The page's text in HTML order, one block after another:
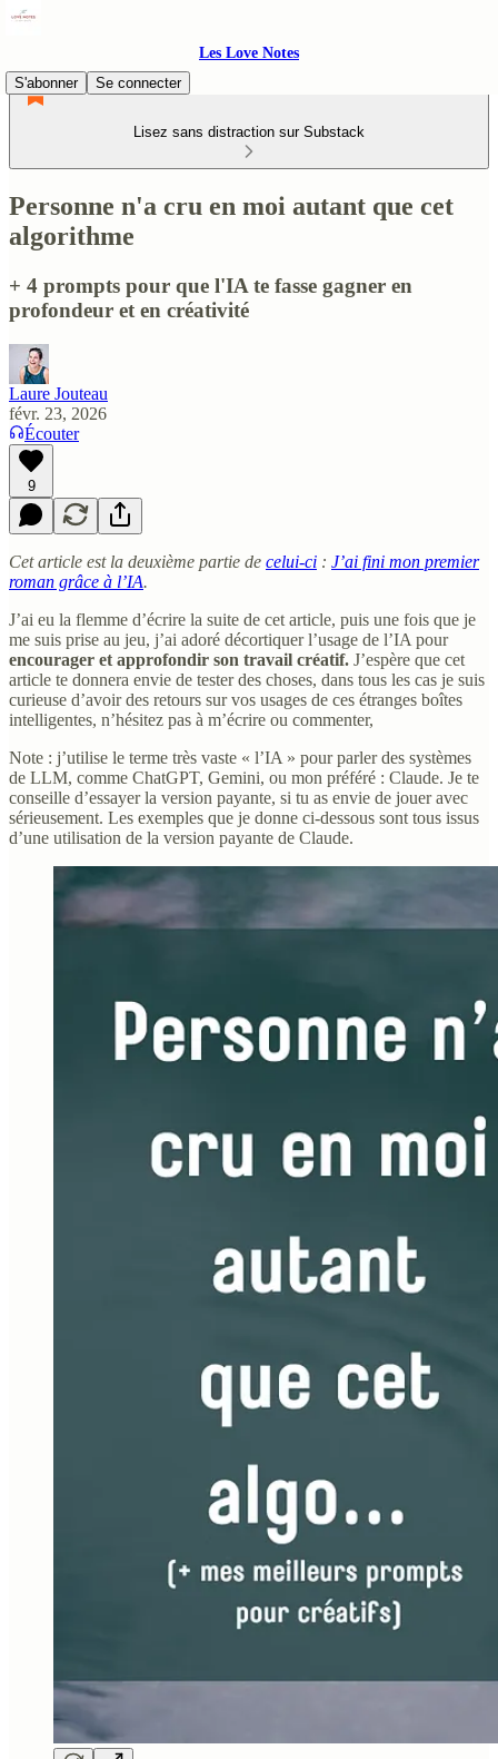
Les Love Notes
S'abonner
Se connecter
Lisez sans distraction sur Substack
Personne n'a cru en moi autant que cet
algorithme
+ 4 prompts pour que l'IA te fasse gagner en
profondeur et en créativité
Laure Jouteau
févr. 23, 2026
Écouter
9
Cet article est la deuxième partie de celui-ci : J’ai fini mon premier
roman grâce à l’IA.
J’ai eu la flemme d’écrire la suite de cet article, puis une fois que je
me suis prise au jeu, j’ai adoré décortiquer l’usage de l’IA pour
encourager et approfondir son travail créatif. J’espère que cet
article te donnera envie de tester des choses, dans tous les cas je suis
curieuse d’avoir des retours sur vos usages de ces étranges boîtes
intelligentes, n’hésitez pas à m’écrire ou commenter,
Note : j’utilise le terme très vaste « l’IA » pour parler des systèmes
de LLM, comme ChatGPT, Gemini, ou mon préféré : Claude. Je te
conseille d’essayer la version payante, si tu as envie de jouer avec
sérieusement. Les exemples que je donne ci-dessous sont tous issus
d’une utilisation de la version payante de Claude.